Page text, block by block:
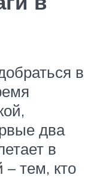
в
два
в
– тем, кто